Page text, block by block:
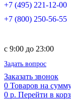
+7 (495) 221-12-00
+7 (800) 250-56-55
c 9:00 до 23:00
Задать вопрос
Заказать звонок
0 Товаров на
0 р. Перейти в